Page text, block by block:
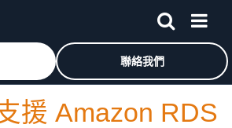
返回 Amazon Web Services 首頁
聯絡我們
援 Amazon RDS